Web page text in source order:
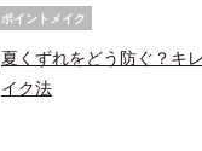
ポイントメイク
夏くずれをどう防ぐ？キ
イク法